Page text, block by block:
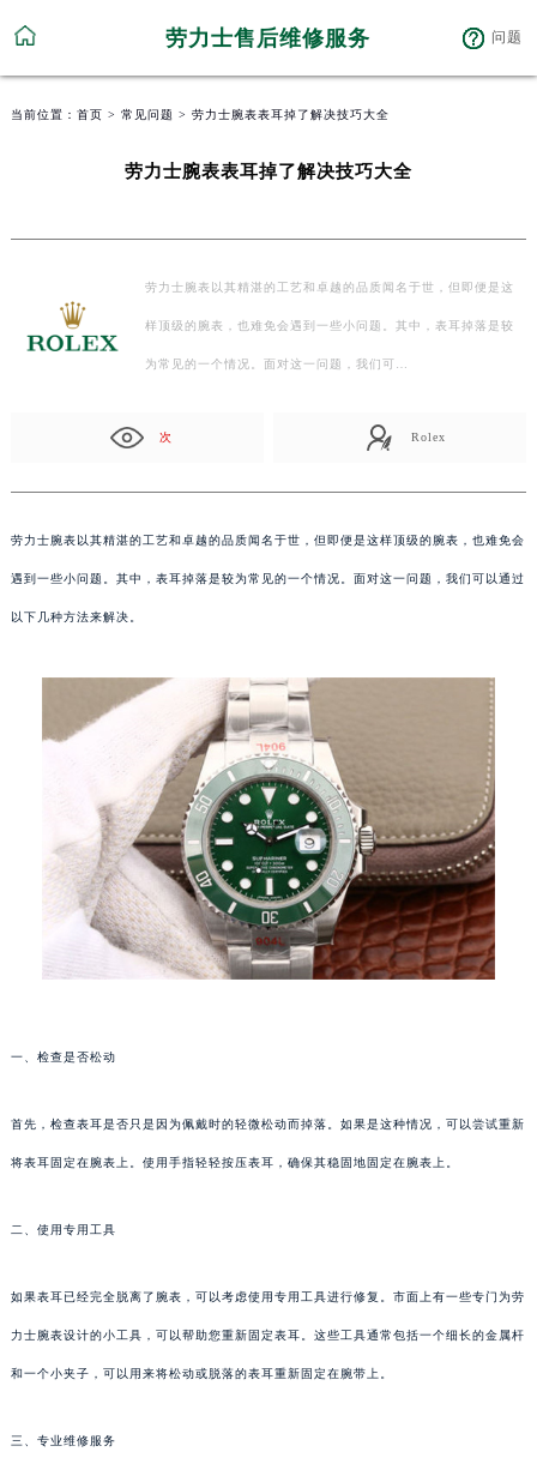
劳力士售后维修服务 问题
当前位置： 首页 > 常见问题 > 劳力士腕表表耳掉了解决技巧大全
劳力士腕表表耳掉了解决技巧大全
劳力士腕表以其精湛的工艺和卓越的品质闻名于世，但即便是这
样顶级的腕表，也难免会遇到一些小问题。其中，表耳掉落是较
为常见的一个情况。面对这一问题，我们可…
次 Rolex
劳力士腕表以其精湛的工艺和卓越的品质闻名于世，但即便是这样顶级的腕表，也难免会
遇到一些小问题。其中，表耳掉落是较为常见的一个情况。面对这一问题，我们可以通过
以下几种方法来解决。
一、检查是否松动
首先，检查表耳是否只是因为佩戴时的轻微松动而掉落。如果是这种情况，可以尝试重新
将表耳固定在腕表上。使用手指轻轻按压表耳，确保其稳固地固定在腕表上。
二、使用专用工具
如果表耳已经完全脱离了腕表，可以考虑使用专用工具进行修复。市面上有一些专门为劳
力士腕表设计的小工具，可以帮助您重新固定表耳。这些工具通常包括一个细长的金属杆
和一个小夹子，可以用来将松动或脱落的表耳重新固定在腕带上。
三、专业维修服务